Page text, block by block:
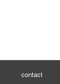
contact